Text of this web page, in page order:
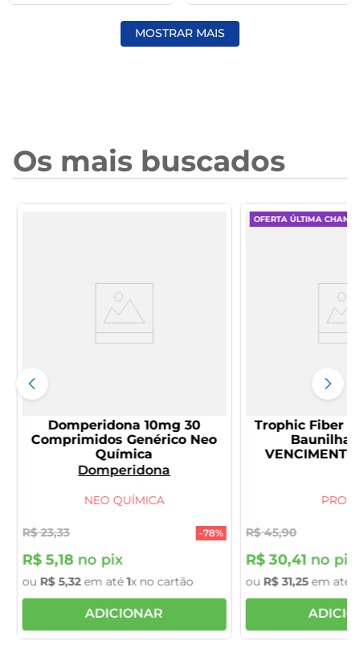
MOSTRAR MAIS
Os mais buscados
Domperidona 10mg 30
Comprimidos Genérico Neo
Química
Domperidona
NEO QUÍMICA
R$ 23,33 -78%
R$ 5,18no pix
ou R$ 5,32em até1x no cartão
ADICIONAR
OFERTA ÚLTIMA CHANCE
Trophic Fiber
Baunilha
R$ 45,90
R$ 30,41 no pix
ou R$ 31,25em até